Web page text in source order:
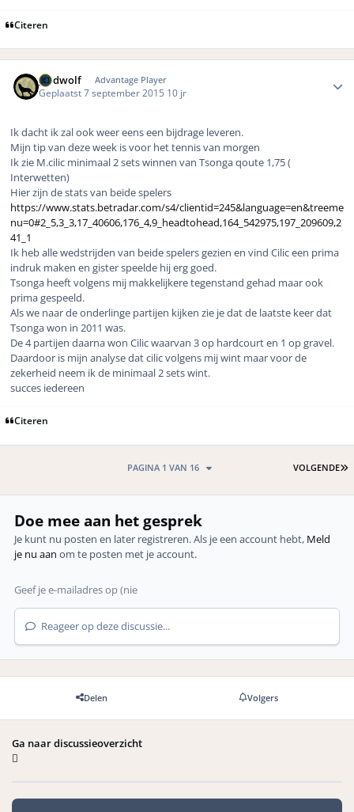
Citeren
geldwolf Advantage Player
Geplaatst7 september 2015 10 jr
Ik dacht ik zal ook weer eens een bijdrage leveren.
Mijn tip van deze week is voor het tennis van morgen
Ik zie M.cilic minimaal 2 sets winnen van Tsonga qoute 1,75 (
Interwetten)
Hier zijn de stats van beide spelers
https://www.stats.betradar.com/s4/clientid=245&language=en&treeme
nu=0#2_5,3_3,17_40606,176_4,9_headtohead,164_542975,197_209609,2
41_1
Ik heb alle wedstrijden van beide spelers gezien en vind Cilic een prima
indruk maken en gister speelde hij erg goed.
Tsonga heeft volgens mij makkelijkere tegenstand gehad maar ook
prima gespeeld.
Als we naar de onderlinge partijen kijken zie je dat de laatste keer dat
Tsonga won in 2011 was.
De 4 partijen daarna won Cilic waarvan 3 op hardcourt en 1 op gravel.
Daardoor is mijn analyse dat cilic volgens mij wint maar voor de
zekerheid neem ik de minimaal 2 sets wint.
succes iedereen
Citeren
VOLGENDE
PAGINA 1 VAN 16
Doe mee aan het gesprek
Je kunt nu posten en later registreren. Als je een account hebt, Meld
je nu aan om te posten met je account.
Reageer op deze discussie...
Delen Volgers
Ga naar discussieoverzicht
Mededelingen